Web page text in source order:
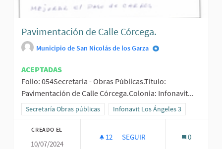
Pavimentación de Calle Córcega.
Municipio de San Nicolás de los Garza
ACEPTADAS
Folio: 054Secretaria - Obras Públicas.Título:
Pavimentación de Calle Córcega.Colonia: Infonavit...
Resultados al filtrar por la categoría: Secretaría Obras públicas
Secretaría Obras públicas Resultados al filtrar por el ámbito:
Infonavit Los Ángeles 3
CREADO EL
10/07/2024
12 12 SEGUIDORAS
SEGUIR 0